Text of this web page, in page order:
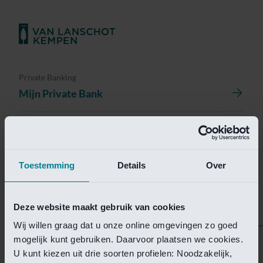
Toestemming Details Over
Deze website maakt gebruik van cookies
Wij willen graag dat u onze online omgevingen zo goed
mogelijk kunt gebruiken. Daarvoor plaatsen we cookies.
U kunt kiezen uit drie soorten profielen: Noodzakelijk,
Private Banking
Mijn Private Bank
Helaas is deze pagina